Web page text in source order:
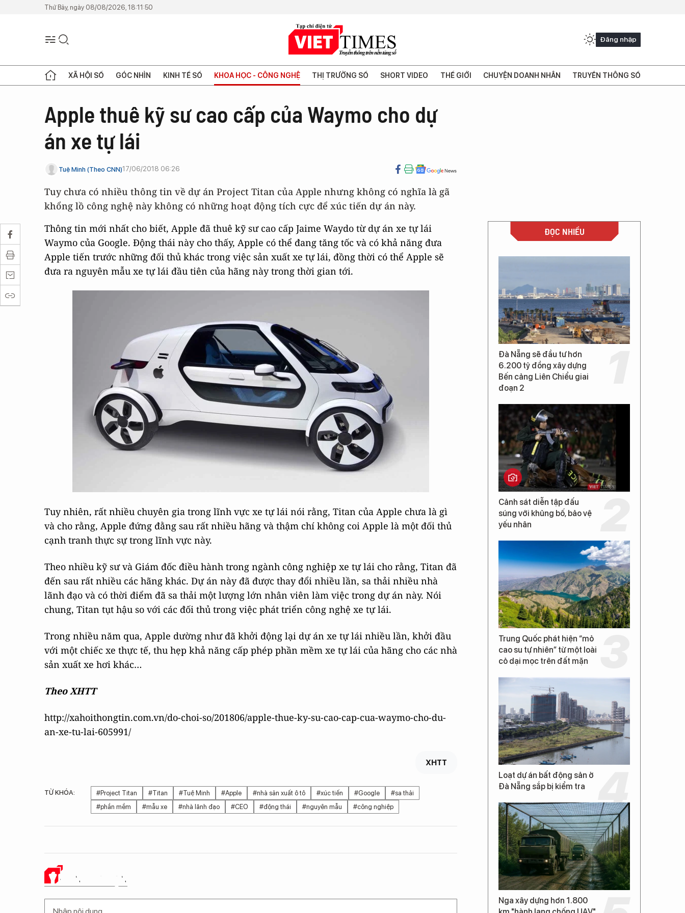
Thứ Bảy, ngày 08/08/2026, 18:11:50
Đăng nhập
XÃ HỘI SỐ GÓC NHÌN KINH TẾ SỐ KHOA HỌC - CÔNG NGHỆ THỊ TRƯỜNG SỐ SHORT VIDEO THẾ GIỚI CHUYỆN DOANH NHÂN TRUYỀN THÔNG SỐ
Apple thuê kỹ sư cao cấp của Waymo cho dự
án xe tự lái
Tuệ Minh (Theo CNN)17/06/2018 06:26
Tuy chưa có nhiều thông tin về dự án Project Titan của Apple nhưng không có nghĩa là gã
khổng lồ công nghệ này không có những hoạt động tích cực để xúc tiến dự án này.
Thông tin mới nhất cho biết, Apple đã thuê kỹ sư cao cấp Jaime Waydo từ dự án xe tự lái
Waymo của Google. Động thái này cho thấy, Apple có thể đang tăng tốc và có khả năng đưa
Apple tiến trước những đối thủ khác trong việc sản xuất xe tự lái, đồng thời có thể Apple sẽ
đưa ra nguyên mẫu xe tự lái đầu tiên của hãng này trong thời gian tới.
Tuy nhiên, rất nhiều chuyên gia trong lĩnh vực xe tự lái nói rằng, Titan của Apple chưa là gì
và cho rằng, Apple đứng đằng sau rất nhiều hãng và thậm chí không coi Apple là một đối thủ
cạnh tranh thực sự trong lĩnh vực này.
Theo nhiều kỹ sư và Giám đốc điều hành trong ngành công nghiệp xe tự lái cho rằng, Titan đã
đến sau rất nhiều các hãng khác. Dự án này đã được thay đổi nhiều lần, sa thải nhiều nhà
lãnh đạo và có thời điểm đã sa thải một lượng lớn nhân viên làm việc trong dự án này. Nói
chung, Titan tụt hậu so với các đối thủ trong việc phát triển công nghệ xe tự lái.
Trong nhiều năm qua, Apple dường như đã khởi động lại dự án xe tự lái nhiều lần, khởi đầu
với một chiếc xe thực tế, thu hẹp khả năng cấp phép phần mềm xe tự lái của hãng cho các nhà
sản xuất xe hơi khác…
Theo XHTT
http://xahoithongtin.com.vn/do-choi-so/201806/apple-thue-ky-su-cao-cap-cua-waymo-cho-du-
an-xe-tu-lai-605991/
XHTT
TỪ KHÓA: #Project Titan #Titan #Tuệ Minh #Apple #nhà sản xuất ô tô #xúc tiến #Google
#sa thải
#phần mềm
#mẫu xe #nhà lãnh đạo #CEO #động thái #nguyên mẫu #công nghiệp
Ý KIẾN CỦA BẠN
ĐỌC NHIỀU
Đà Nẵng sẽ đầu tư hơn
6.200 tỷ đồng xây dựng
Bến cảng Liên Chiểu giai
đoạn 2
Cảnh sát diễn tập đấu
súng với khủng bố, bảo vệ
yếu nhân
Trung Quốc phát hiện “mỏ
cao su tự nhiên” từ một loài
cỏ dại mọc trên đất mặn
Loạt dự án bất động sản ở
Đà Nẵng sắp bị kiểm tra
Nga xây dựng hơn 1.800